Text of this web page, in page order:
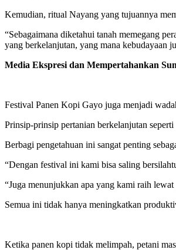
Kemudian, ritual Nayang yang tujuannya
“Sebagaimana diketahui tanah memegang
yang berkelanjutan, yang mana kebudayaan
Media Ekspresi dan Mempertahankan
Festival Panen Kopi Gayo juga menjadi
Prinsip-prinsip pertanian berkelanjutan
Berbagi pengetahuan ini sangat penting
“Dengan festival ini kami bisa saling
“Juga menunjukkan apa yang kami raih
Semua ini tidak hanya meningkatkan
Ketika panen kopi tidak melimpah, petani